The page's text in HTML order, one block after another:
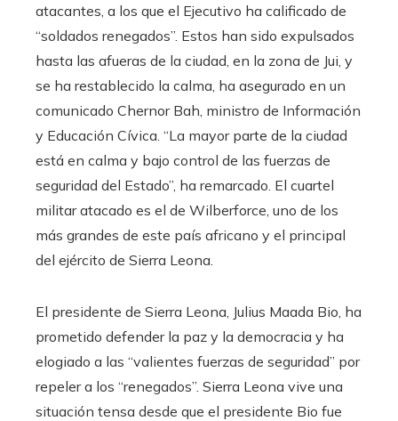
atacantes, a los que el Ejecutivo ha calificado de
“soldados renegados”. Estos han sido expulsados
hasta las afueras de la ciudad, en la zona de Jui, y
se ha restablecido la calma, ha asegurado en un
comunicado Chernor Bah, ministro de Información
y Educación Cívica. “La mayor parte de la ciudad
está en calma y bajo control de las fuerzas de
seguridad del Estado”, ha remarcado. El cuartel
militar atacado es el de Wilberforce, uno de los
más grandes de este país africano y el principal
del ejército de Sierra Leona.
El presidente de Sierra Leona, Julius Maada Bio, ha
prometido defender la paz y la democracia y ha
elogiado a las “valientes fuerzas de seguridad” por
repeler a los “renegados”. Sierra Leona vive una
situación tensa desde que el presidente Bio fue